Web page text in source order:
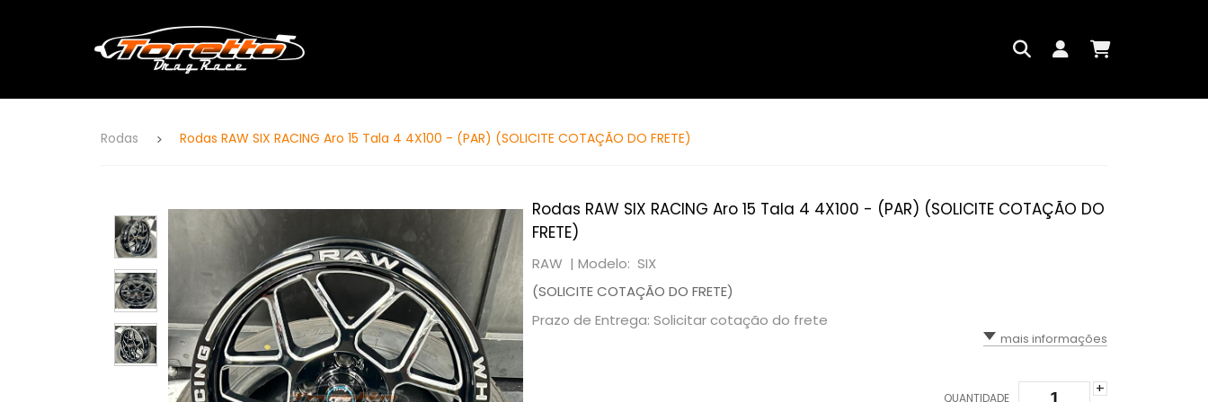
Rodas Rodas RAW SIX RACING Aro 15 Tala 4 4X100 - (PAR) (SOLICITE COTAÇÃO DO FRETE)
Rodas RAW SIX RACING Aro 15 Tala 4 4X100 - (PAR) (SOLICITE COTAÇÃO DO
FRETE)
RAW | Modelo: SIX
(SOLICITE COTAÇÃO DO FRETE)
Prazo de Entrega: Solicitar cotação do frete
mais informações
QUANTIDADE
+